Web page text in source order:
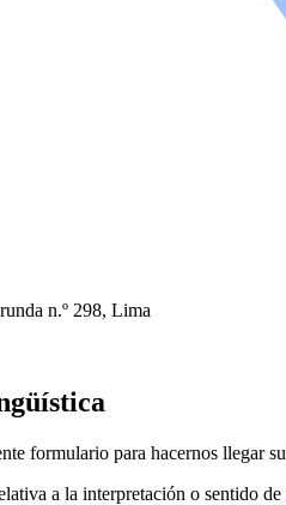
n.º 298, Lima
formulario para hacernos llegar
a la interpretación o sentido